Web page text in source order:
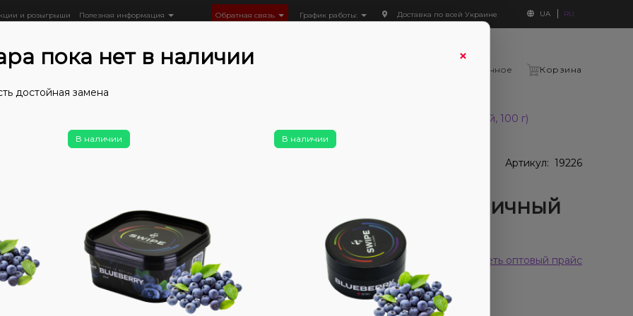
и розыгрыши Полезная информация Обратная связь График работы: Доставка по всей Украине UA RU
Избранное Корзина
Табак 5ive hard line Blueberry tea (Черничный чай, 100 г)
Артикул: 19226
Blueberry tea (Черничный
чай, 100 г)
0 отзывов Смотреть оптовый прайс
280₴
×
пока нет в наличии
достойная замена
В наличии В наличии